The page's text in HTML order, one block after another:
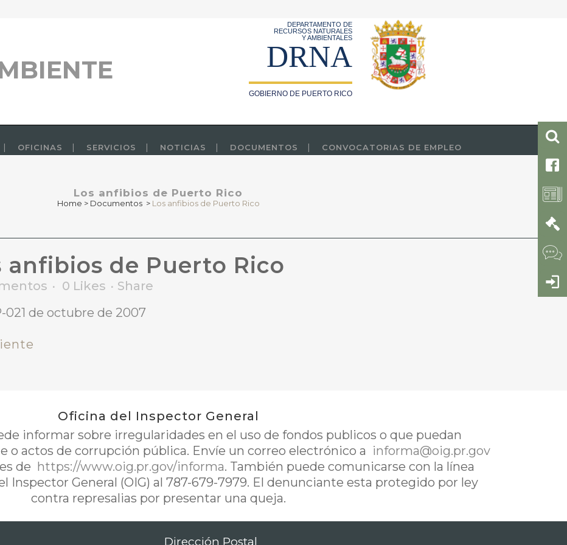
DEPARTAMENTO DE
RECURSOS NATURALES
Y AMBIENTALES
DRNA
GOBIERNO DE PUERTO RICO
OFICINAS SERVICIOS NOTICIAS DOCUMENTOS CONVOCATORIAS DE EMPLEO
Los anfibios de Puerto Rico
Home > Documentos > Los anfibios de Puerto Rico
anfibios de Puerto Rico
0 Likes
Share
de octubre de 2007
Oficina del Inspector General
informar sobre irregularidades en el uso de fondos publicos o que puedan
o actos de corrupción pública. Envíe un correo electrónico a informa@oig.pr.gov
de https://www.oig.pr.gov/informa. También puede comunicarse con la línea
Inspector General (OIG) al 787-679-7979. El denunciante esta protegido por ley
contra represalias por presentar una queja.
Dirección Postal